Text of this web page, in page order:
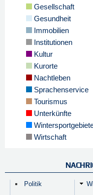
Gesellschaft
Gesundheit
Immobilien
Institutionen
Kultur
Kurorte
Nachtleben
Sprachenservice
Tourismus
Unterkünfte
Wirtschaft
Politik